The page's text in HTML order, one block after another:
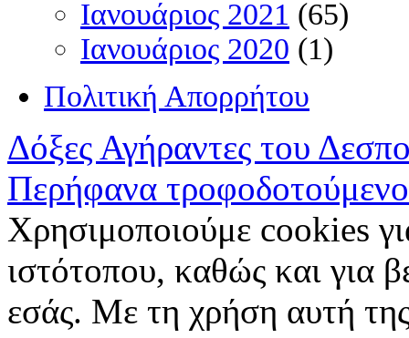
Ιανουάριος 2021 (65)
Ιανουάριος 2020 (1)
Πολιτική Απορρήτου
Δόξες Αγήραντες του
Περήφανα
Χρησιμοποιούμε cookies
ιστότοπου, καθώς και για
εσάς. Με τη χρήση αυτή